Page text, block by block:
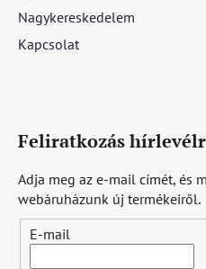
Nagykereskedelem
Kapcsolat
Feliratkozás
Adja meg az e-mail címét, és
webáruházunk új termékeiről.
E-mail